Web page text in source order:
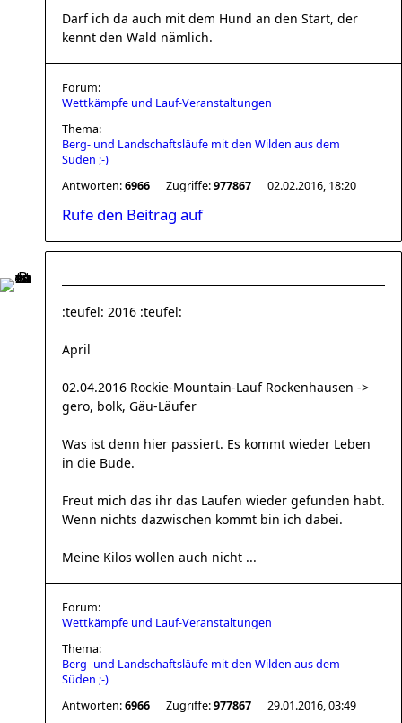
Darf ich da auch mit dem Hund an den Start, der
kennt den Wald nämlich.
Forum:
Wettkämpfe und Lauf-Veranstaltungen
Thema:
Berg- und Landschaftsläufe mit den Wilden aus dem
Süden ;-)
Antworten:6966 Zugriffe:977867 02.02.2016, 18:20
Rufe den Beitrag auf
:teufel: 2016 :teufel:
April
02.04.2016 Rockie-Mountain-Lauf Rockenhausen ->
gero, bolk, Gäu-Läufer
Was ist denn hier passiert. Es kommt wieder Leben
in die Bude.
Freut mich das ihr das Laufen wieder gefunden habt.
Wenn nichts dazwischen kommt bin ich dabei.
Meine Kilos wollen auch nicht ...
Forum:
Wettkämpfe und Lauf-Veranstaltungen
Thema:
Berg- und Landschaftsläufe mit den Wilden aus dem
Süden ;-)
Antworten:6966 Zugriffe:977867 29.01.2016, 03:49